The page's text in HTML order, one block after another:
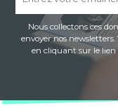
Nous collectons ces
envoyer nos
en cliquant sur le lien